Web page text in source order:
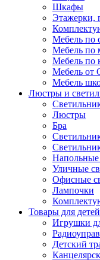
Шкафы
Этажерки,
Мебель по
Мебель по
Мебель по
Мебель от
Мебель
Люстры и
Люстры
Бра
Уличные
Офисные
Лампочки
Товары для детей
Игрушки
Детский